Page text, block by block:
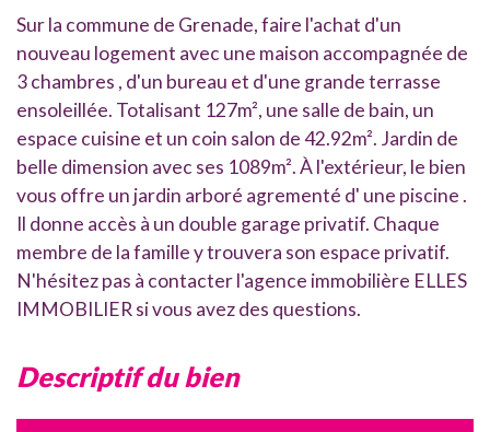
Sur la commune de Grenade, faire l'achat d'un
nouveau logement avec une maison accompagnée de
3 chambres , d'un bureau et d'une grande terrasse
ensoleillée. Totalisant 127m², une salle de bain, un
espace cuisine et un coin salon de 42.92m². Jardin de
belle dimension avec ses 1089m². À l'extérieur, le bien
vous offre un jardin arboré agrementé d' une piscine .
Il donne accès à un double garage privatif. Chaque
membre de la famille y trouvera son espace privatif.
N'hésitez pas à contacter l'agence immobilière ELLES
IMMOBILIER si vous avez des questions.
descriptif du bien